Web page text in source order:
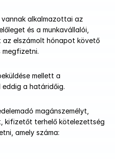
alkalmazottai az
és a munkavállalói,
az elszámolt hónapot követő
megfizetni.
mellett a
eddig a határidőig.
magánszemélyt,
kifizetőt terhelő kötelezettség
amely száma: